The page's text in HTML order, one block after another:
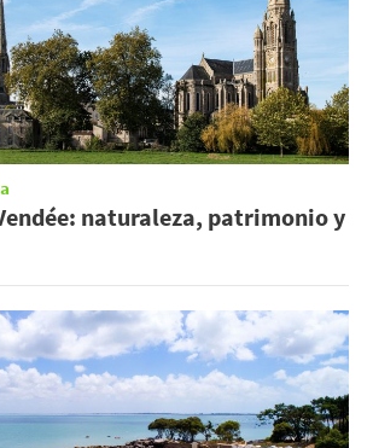
naturaleza, patrimonio y